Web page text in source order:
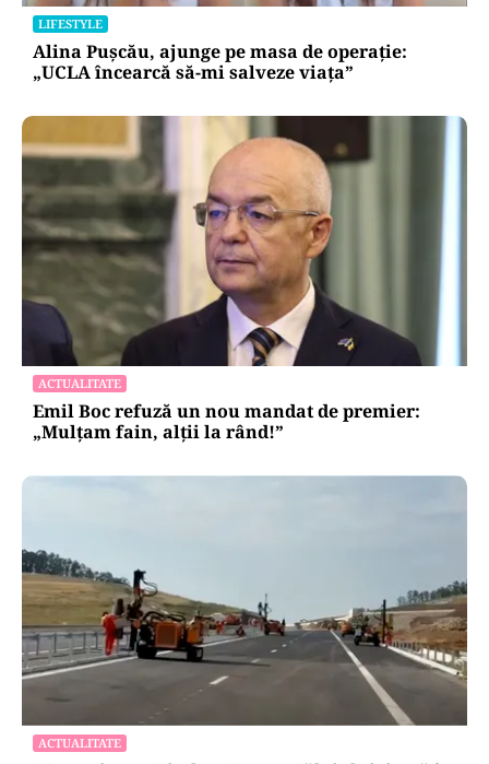
TeraPlast (TRP) —Venituri în creștere,
profitabilitate sub presiune
LIFESTYLE
Alina Pușcău, ajunge pe masa de operație:
„UCLA încearcă să-mi salveze viața”
ACTUALITATE
Emil Boc refuză un nou mandat de premier:
„Mulțam fain, alții la rând!”